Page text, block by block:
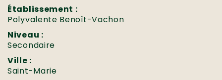
Établissement :
Polyvalente Benoît-Vachon
Niveau :
Secondaire
Ville :
Saint-Marie